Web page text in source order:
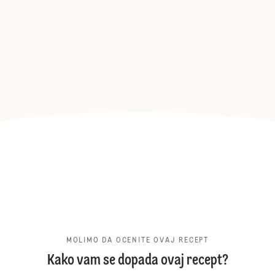
MOLIMO DA OCENITE OVAJ RECEPT
Kako vam se dopada ovaj recept?